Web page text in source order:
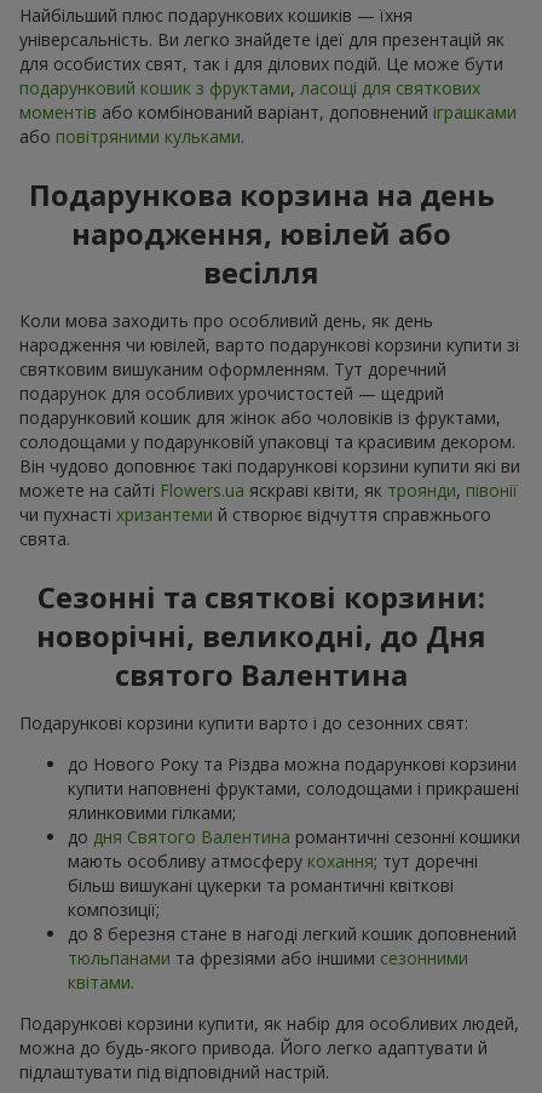
Найбільший плюс подарункових кошиків — їхня
універсальність. Ви легко знайдете ідеї для презентацій як
для особистих свят, так і для ділових подій. Це може бути
подарунковий кошик з фруктами, ласощі для святкових
моментів або комбінований варіант, доповнений іграшками
або повітряними кульками.
Подарункова корзина на день
народження, ювілей або
весілля
Коли мова заходить про особливий день, як день
народження чи ювілей, варто подарункові корзини купити зі
святковим вишуканим оформленням. Тут доречний
подарунок для особливих урочистостей — щедрий
подарунковий кошик для жінок або чоловіків із фруктами,
солодощами у подарунковій упаковці та красивим декором.
Він чудово доповнює такі подарункові корзини купити які ви
можете на сайті Flowers.ua яскраві квіти, як троянди, півонії
чи пухнасті хризантеми й створює відчуття справжнього
свята.
Сезонні та святкові корзини:
новорічні, великодні, до Дня
святого Валентина
Подарункові корзини купити варто і до сезонних свят:
до Нового Року та Різдва можна подарункові корзини
купити наповнені фруктами, солодощами і прикрашені
ялинковими гілками;
до дня Святого Валентина романтичні сезонні кошики
мають особливу атмосферу кохання; тут доречні
більш вишукані цукерки та романтичні квіткові
композиції;
до 8 березня стане в нагоді легкий кошик доповнений
тюльпанами та фрезіями або іншими сезонними
квітами.
Подарункові корзини купити, як набір для особливих людей,
можна до будь-якого привода. Його легко адаптувати й
підлаштувати під відповідний настрій.